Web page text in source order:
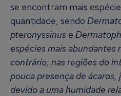
se encontram mais
quantidade, sendo
pteronyssinus e
espécies mais abundantes
contrário, nas regiões do
pouca presença de ácaros,
devido a uma humidade